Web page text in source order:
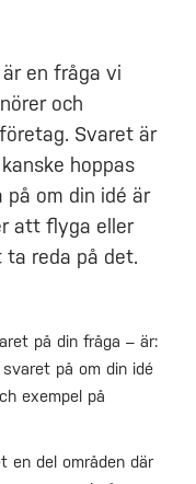
en fråga vi
och
Svaret är
hoppas
på om din idé är
att flyga eller
ta reda på det.
på din fråga – är:
på om din idé
exempel på
en del områden där